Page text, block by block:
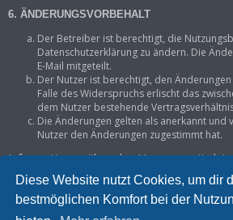
Diese Website nutzt Cookies, um dir
bestmöglichen Komfort bei der
6. ÄNDERUNGSVORBEHALT
Der Betreiber ist berechtigt, die
Datenschutzerklärung zu ändern. Die
E-Mail mitgeteilt.
Der Nutzer ist berechtigt, den
Falle des Widerspruchs erlischt das
dem Nutzer bestehende
Die Änderungen gelten als anerkannt und
Nutzer den Änderungen zugestimmt hat.
Informationen über den Umgang mit
sind in der Datenschutzerklärung